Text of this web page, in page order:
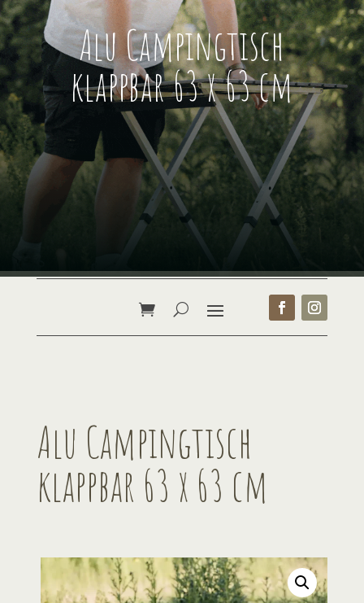
Alu Campingtisch
klappbar 63 x 63 cm
Alu Campingtisch
klappbar 63 x 63 cm